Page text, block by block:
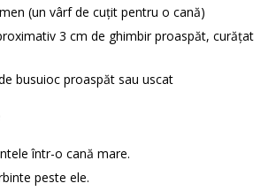
(un vârf de cuțit pentru o cană)
3 cm de ghimbir proaspăt, curățat
busuioc proaspăt sau uscat
într-o cană mare.
peste ele.